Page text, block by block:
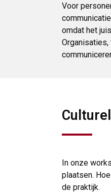
Voor
omdat het
In onze
plaatsen.
de praktijk.